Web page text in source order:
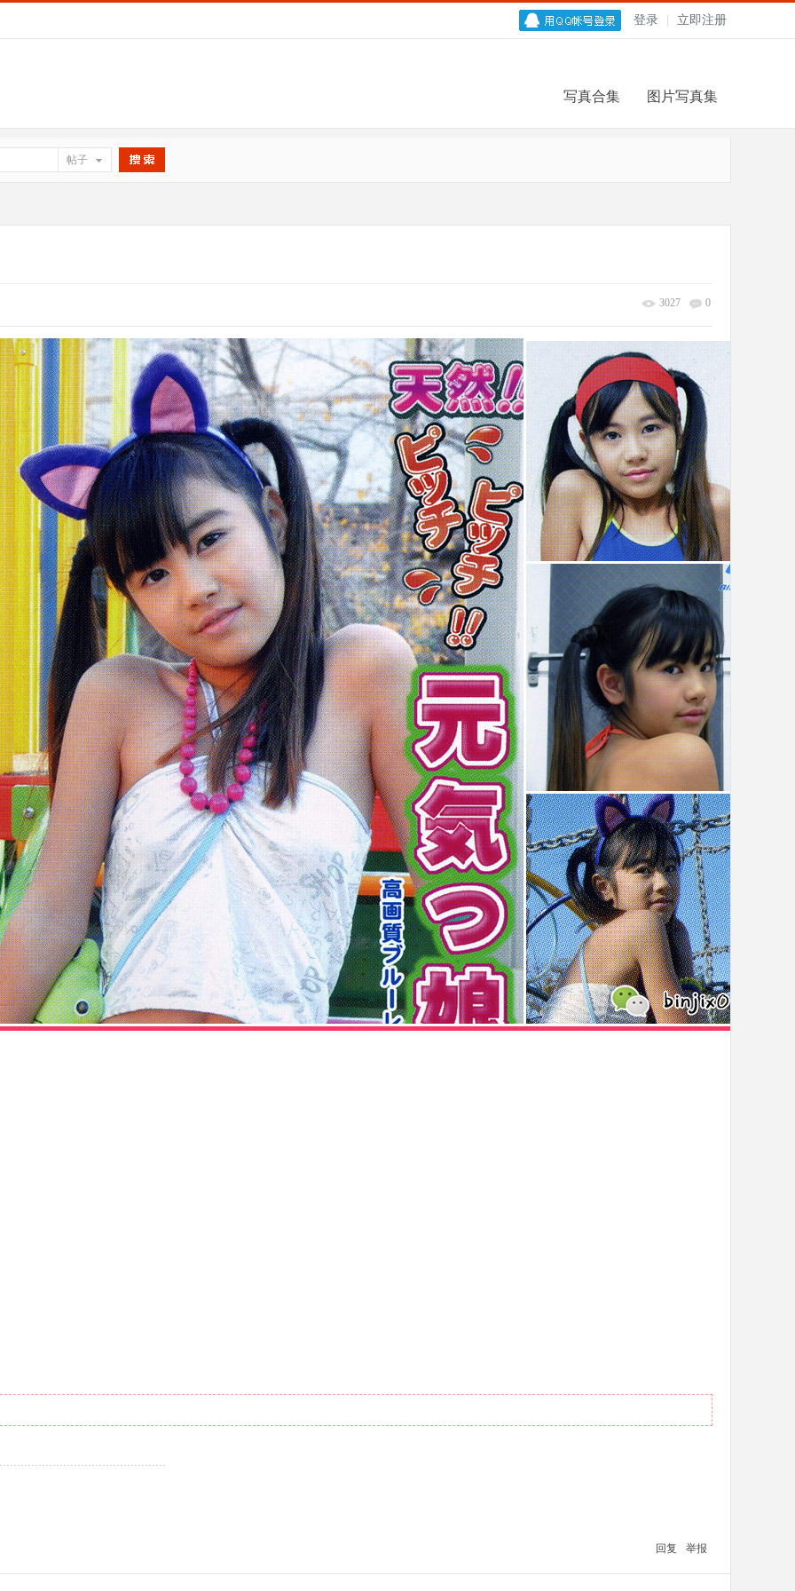
登录 立即注册
写真合集 图片写真集
帖子
3027 0
举报
回复